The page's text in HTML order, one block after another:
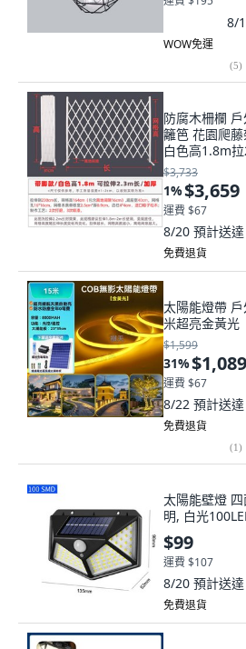
8/
WOW免運
(5)
防腐木柵欄
籬笆 花園爬
白色高1.8m
高1.8m拉
$3,733
1%$3,659
運費 $67
8/20 預計送達
免費退貨
太陽能燈帶
米超亮金黃光
$1,599
31%$1,089
運費 $67
8/22 預計送達
免費退貨
(1)
太陽能壁燈
明, 白光
$99
運費 $107
8/20 預計送達
免費退貨